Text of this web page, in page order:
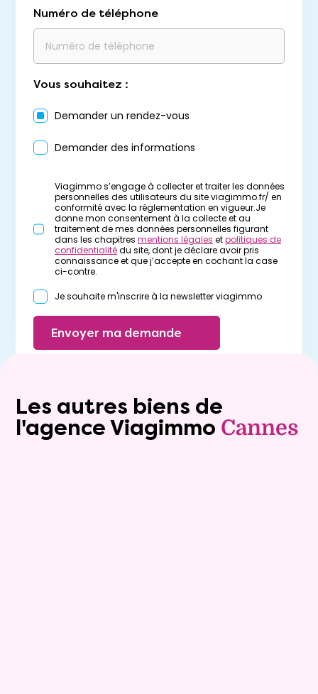
Numéro de téléphone
Vous souhaitez :
Demander un rendez-vous
Demander des informations
Viagimmo s’engage à collecter et traiter les données
personnelles des utilisateurs du site viagimmo.fr/ en
conformité avec la réglementation en vigueur.Je
donne mon consentement à la collecte et au
traitement de mes données personnelles figurant
dans les chapitres mentions légales etpolitiques de
confidentialitédu site, dont je déclare avoir pris
connaissance et que j’accepte en cochant la case
ci-contre.
Je souhaite m'inscrire à la newsletter viagimmo
Envoyer ma demande
Les autres biens de
l'agence Viagimmo Cannes